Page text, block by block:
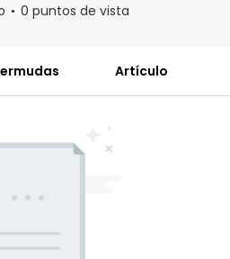
0 puntos de vista
Artículo